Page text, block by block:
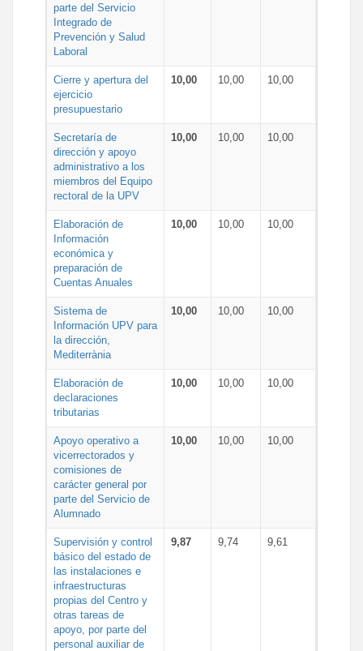
parte del Servicio
Integrado de
Prevención y Salud
Laboral
Cierre y apertura del
ejercicio
presupuestario
10,00 10,00 10,00
Secretaría de
dirección y apoyo
administrativo a los
miembros del Equipo
rectoral de la UPV
10,00 10,00 10,00
Elaboración de
Información
económica y
preparación de
Cuentas Anuales
10,00 10,00 10,00
Sistema de
Información UPV para
la dirección,
Mediterrània
10,00 10,00 10,00
Elaboración de
declaraciones
tributarias
10,00 10,00 10,00
Apoyo operativo a
vicerrectorados y
comisiones de
carácter general por
parte del Servicio de
Alumnado
10,00 10,00 10,00
Supervisión y control
básico del estado de
las instalaciones e
infraestructuras
propias del Centro y
otras tareas de
apoyo, por parte del
personal auxiliar de
9,87 9,74 9,61